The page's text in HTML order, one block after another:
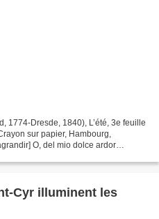
1774-Dresde, 1840), L’été, 3e feuille
sur papier, Hambourg,
O, del mio dolce ardor
Cyr illuminent les